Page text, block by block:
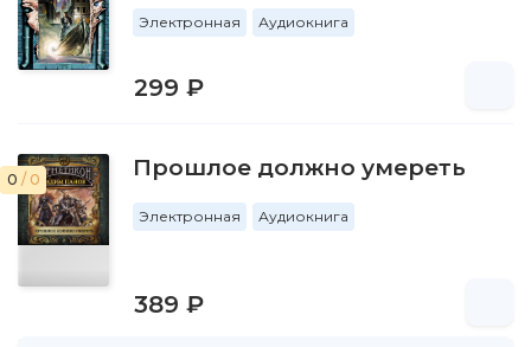
Электронная Аудиокнига
299 ₽
0 / 0 Прошлое должно умереть
Электронная Аудиокнига
389 ₽